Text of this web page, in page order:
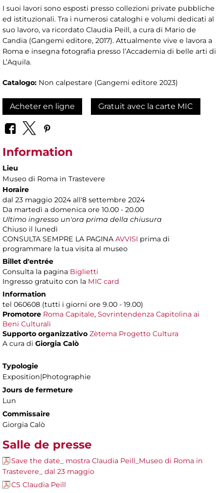
I suoi lavori sono esposti presso collezioni private pubbliche
ed istituzionali. Tra i numerosi cataloghi e volumi dedicati al
suo lavoro, va ricordato Claudia Peill, a cura di Mario de
Candia (Gangemi editore, 2017). Attualmente vive e lavora a
Roma e insegna fotografia presso l’Accademia di belle arti di
L’Aquila.
Catalogo: Non calpestare (Gangemi editore 2023)
Acheter en ligne Gratuit avec la carte MIC
Information
Lieu
Museo di Roma in Trastevere
Horaire
dal 23 maggio 2024 all'8 settembre 2024
Da martedì a domenica ore 10.00 - 20.00
Ultimo ingresso un'ora prima della chiusura
Chiuso il lunedì
CONSULTA SEMPRE LA PAGINA AVVISI prima di
programmare la tua visita al museo
Billet d'entrée
Consulta la pagina Biglietti
Ingresso gratuito con la MIC card
Information
tel 060608 (tutti i giorni ore 9.00 - 19.00)
Promotore Roma Capitale, Sovrintendenza Capitolina ai
Beni Culturali
Supporto organizzativo Zètema Progetto Cultura
A cura di Giorgia Calò
Typologie
Exposition|Photographie
Jours de fermeture
Lun
Commissaire
Giorgia Calò
Salle de presse
Save the date_ mostra Claudia Peill_Museo di Roma in
Trastevere_ dal 23 maggio
CS Claudia Peill